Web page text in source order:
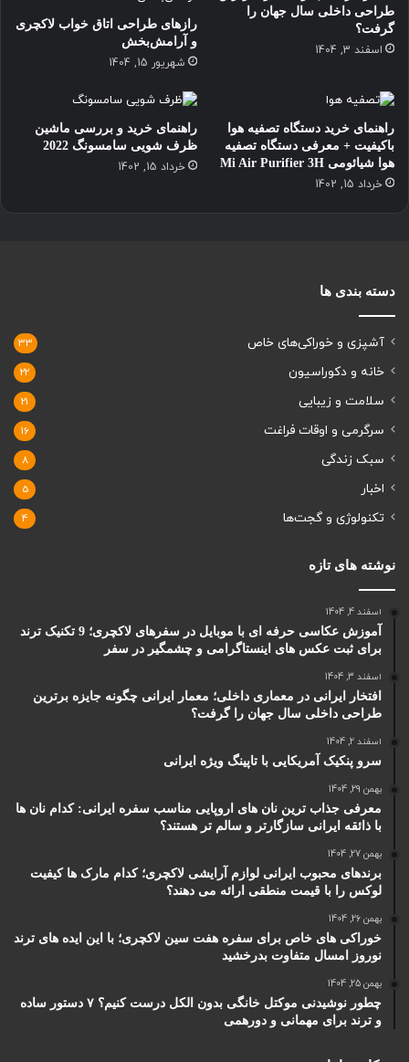
طراحی داخلی سال جهان را
گرفت؟
اسفند 3, 1404
رازهای طراحی اتاق خواب لاکچری
و آرامش‌بخش
شهریور 15, 1404
راهنمای خرید دستگاه تصفیه هوا
باکیفیت + معرفی دستگاه تصفیه
هوا شیائومی Mi Air Purifier 3H
خرداد 15, 1402
راهنمای خرید و بررسی ماشین
ظرف شویی سامسونگ 2022
خرداد 15, 1402
دسته بندی ها
آشپزی و خوراکی‌های خاص 33
خانه و دکوراسیون 22
سلامت و زیبایی 21
سرگرمی و اوقات فراغت 16
سبک زندگی 8
اخبار 5
تکنولوژی و گجت‌ها 4
نوشته های تازه
اسفند 4, 1404
آموزش عکاسی حرفه ای با موبایل در سفرهای لاکچری؛ 9 تکنیک ترند
برای ثبت عکس های اینستاگرامی و چشمگیر در سفر
اسفند 3, 1404
افتخار ایرانی در معماری داخلی؛ معمار ایرانی چگونه جایزه برترین
طراحی داخلی سال جهان را گرفت؟
اسفند 2, 1404
سرو پنکیک آمریکایی با تاپینگ ویژه ایرانی
بهمن 29, 1404
معرفی جذاب ترین نان های اروپایی مناسب سفره ایرانی: کدام نان ها
با ذائقه ایرانی سازگارتر و سالم تر هستند؟
بهمن 27, 1404
برندهای محبوب ایرانی لوازم آرایشی لاکچری؛ کدام مارک ها کیفیت
لوکس را با قیمت منطقی ارائه می دهند؟
بهمن 26, 1404
خوراکی های خاص برای سفره هفت سین لاکچری؛ با این ایده های ترند
نوروز امسال متفاوت بدرخشید
بهمن 25, 1404
چطور نوشیدنی موکتل خانگی بدون الکل درست کنیم؟ ۷ دستور ساده
و ترند برای مهمانی و دورهمی